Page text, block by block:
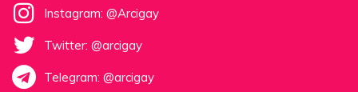
Instagram: @Arcigay
Twitter: @arcigay
Telegram: @arcigay